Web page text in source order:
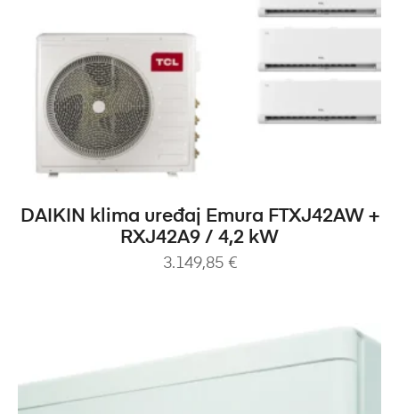
DODAJ U KOŠARICU
DAIKIN klima uređaj Emura FTXJ42AW +
RXJ42A9 / 4,2 kW
3.149,85 €